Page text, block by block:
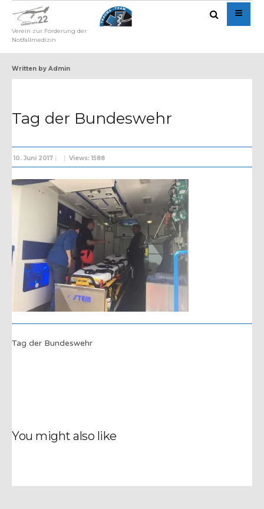
Verein zur Förderung der
Notfallmedizin
Written by Admin
Tag der Bundeswehr
10. Juni 2017 | | Views: 1588
Tag der Bundeswehr
You might also like